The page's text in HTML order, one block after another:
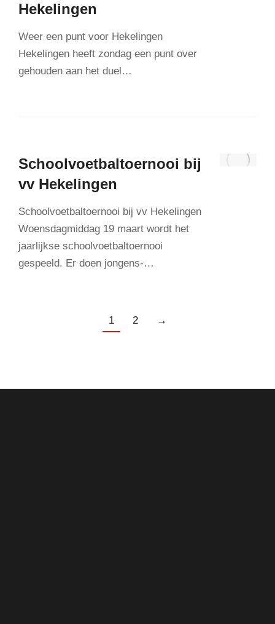
Hekelingen
Weer een punt voor Hekelingen
Hekelingen heeft zondag een punt over
gehouden aan het duel…
Schoolvoetbaltoernooi bij
vv Hekelingen
Schoolvoetbaltoernooi bij vv Hekelingen
Woensdagmiddag 19 maart wordt het
jaarlijkse schoolvoetbaltoernooi
gespeeld. Er doen jongens-…
1 2 →